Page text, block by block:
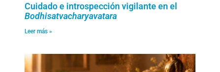
Cuidado e introspección vigilante en el
Bodhisatvacharyavatara
Leer más »